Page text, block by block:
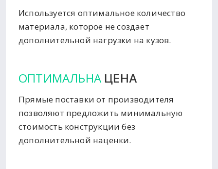
Используется оптимальное количество
материала, которое не создает
дополнительной нагрузки на кузов.
ОПТИМАЛЬНА ЦЕНА
Прямые поставки от производителя
позволяют предложить минимальную
стоимость конструкции без
дополнительной наценки.